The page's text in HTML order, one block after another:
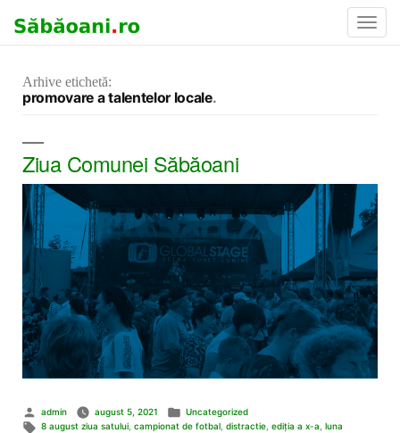
Arhive etichetă:
promovare a talentelor locale
Ziua Comunei Săbăoani
Publicat
de
admin august 5, 2021
Publicat
în
Uncategorized
Etichete:
8 august ziua satului, campionat de fotbal, distractie, ediţia a x-a, luna